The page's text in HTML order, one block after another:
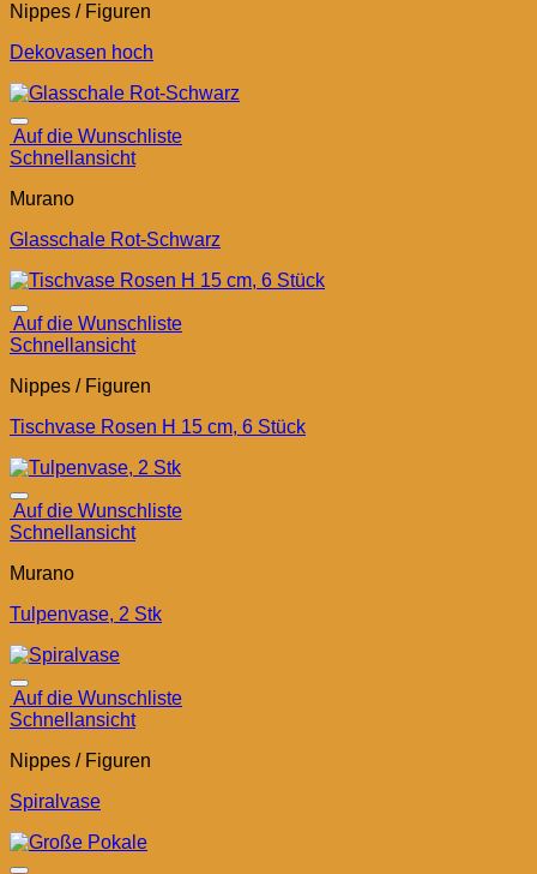
Nippes / Figuren
Dekovasen hoch
Auf die Wunschliste
Schnellansicht
Murano
Glasschale Rot-Schwarz
Auf die Wunschliste
Schnellansicht
Nippes / Figuren
Tischvase Rosen H 15 cm, 6 Stück
Auf die Wunschliste
Schnellansicht
Murano
Tulpenvase, 2 Stk
Auf die Wunschliste
Schnellansicht
Nippes / Figuren
Spiralvase